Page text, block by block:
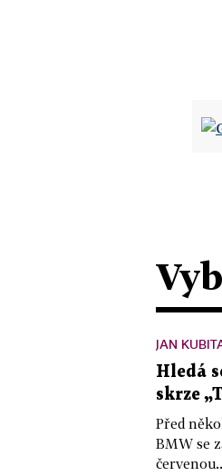
JAN
Hledá
skrze
Před
BMW se